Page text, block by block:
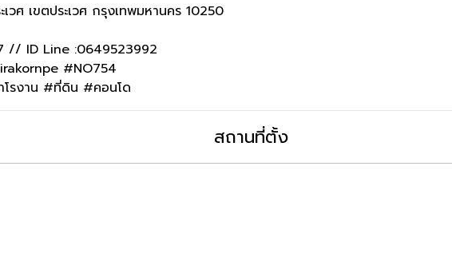
ศ เขตประเวศ กรุงเทพมหานคร 10250
// ID Line :0649523992
#NO754
โรงาน #ที่ดิน #คอนโด
สถานที่ตั้ง